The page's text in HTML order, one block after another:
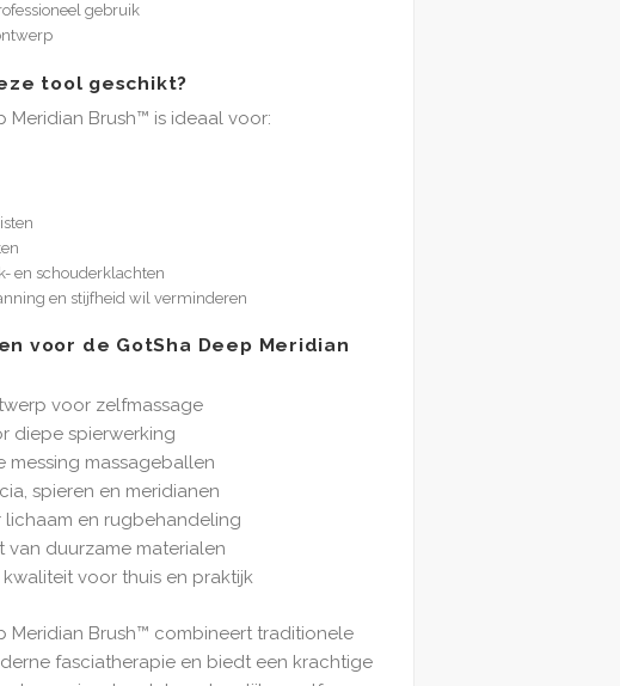
gebruik
tool geschikt?
Meridian Brush™ is ideaal voor:
en schouderklachten
en stijfheid wil verminderen
voor de GotSha Deep Meridian
voor zelfmassage
diepe spierwerking
messing massageballen
spieren en meridianen
lichaam en rugbehandeling
van duurzame materialen
voor thuis en praktijk
Meridian Brush™ combineert traditionele
fasciatherapie en biedt een krachtige